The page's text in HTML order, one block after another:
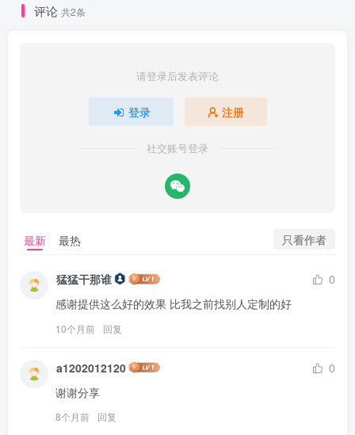
评论 共2条
请登录后发表评论
登录 注册
社交账号登录
最新 最热 只看作者
猛猛干那谁
0
感谢提供这么好的效果 比我之前找别人定制的好
10个月前 回复
a1202012120
0
谢谢分享
8个月前 回复